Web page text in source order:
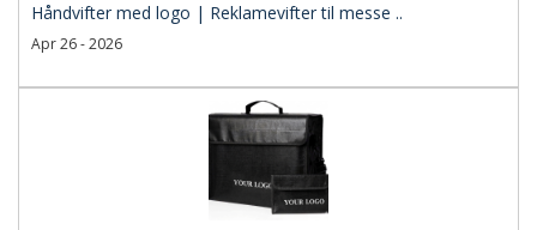
Håndvifter med logo | Reklamevifter til messe ..
Apr 26 - 2026